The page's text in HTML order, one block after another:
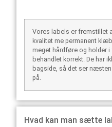
Vores labels er fremstillet
kvalitet me permanent
meget hårdføre og holder i
behandlet korrekt. De har
bagside, så det ser
på.
Hvad kan man sætte